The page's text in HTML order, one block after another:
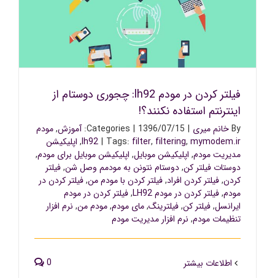
فیلتر کردن در مودم lh92: چجوری دوستام از اینترنتم استفاده
نکنند؟!
فیلتر کردن در مودم lh92: چجوری دوستام از
اینترنتم استفاده نکنند؟!
Byخانم میری |
1396/07/15
|
Categories: آموزش,مودم
lh92 | Tags: filter, filtering, mymodem.ir
, اپلیکیشن
مدیریت مودم, اپلیکیشن موبایل, اپلیکیشن موبایل برای مودم,
دوستات فیلتر کن,دوستام نتونن به مودمم وصل شن,فیلتر
کردن,فیلتر کردن افراد,فیلتر کردن با مودم من,فیلتر کردن در
مودم,فیلتر کردن در مودم LH92 ,فیلتر کردن در مودم
ایرانسل,فیلتر کن,فیلترینگ,مای مودم,مودم من, نرم افزار
تنظیمات مودم, نرم افزار مدیریت مودم
اطلاعات بیشتر 0